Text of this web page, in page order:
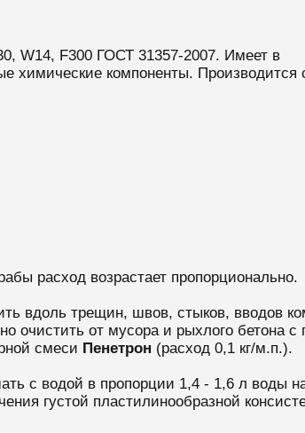
W14, F300 ГОСТ 31357-2007. Имеет в
химические компоненты. Производится
расход возрастает пропорционально.
вдоль трещин, швов, стыков, вводов
очистить от мусора и рыхлого бетона
смеси Пенетрон (расход 0,1 кг/м.п.).
с водой в пропорции 1,4 - 1,6 л воды
густой пластилинообразной